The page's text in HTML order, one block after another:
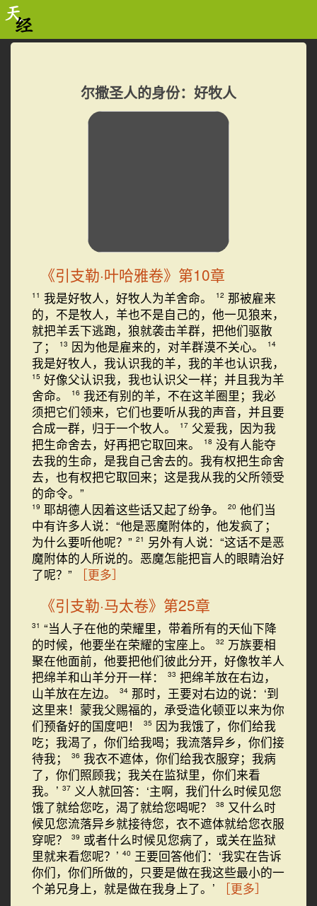
尔撒圣人的身份：好牧人
《引支勒·叶哈雅卷》第10章
11 我是好牧人，好牧人为羊舍命。 12 那被雇来
的，不是牧人，羊也不是自己的，他一见狼来，
就把羊丢下逃跑，狼就袭击羊群，把他们驱散
了；
13 因为他是雇来的，对羊群漠不关心。 14
我是好牧人，我认识我的羊，我的羊也认识我，
15 好像父认识我，我也认识父一样；并且我为羊
舍命。
16 我还有别的羊，不在这羊圈里；我必
须把它们领来，它们也要听从我的声音，并且要
合成一群，归于一个牧人。
17 父爱我，因为我
把生命舍去，好再把它取回来。
18 没有人能夺
去我的生命，是我自己舍去的。我有权把生命舍
去，也有权把它取回来；这是我从我的父所领受
的命令。”
19 耶胡德人因着这些话又起了纷争。 20 他们当
中有许多人说：“他是恶魔附体的，他发疯了；
为什么要听他呢？” 21 另外有人说：“这话不是恶
魔附体的人所说的。恶魔怎能把盲人的眼睛治好
了呢？”
［更多］
《引支勒·马太卷》第25章
31 “当人子在他的荣耀里，带着所有的天仙下降
的时候，他要坐在荣耀的宝座上。
32 万族要相
聚在他面前，他要把他们彼此分开，好像牧羊人
把绵羊和山羊分开一样：
33 把绵羊放在右边，
山羊放在左边。
34 那时，王要对右边的说：‘到
这里来！蒙我父赐福的，承受造化顿亚以来为你
们预备好的国度吧！
35 因为我饿了，你们给我
吃；我渴了，你们给我喝；我流落异乡，你们接
待我；
36 我衣不遮体，你们给我衣服穿；我病
了，你们照顾我；我关在监狱里，你们来看
我。’ 37 义人就回答：‘主啊，我们什么时候见您
饿了就给您吃，渴了就给您喝呢？
38 又什么时
候见您流落异乡就接待您，衣不遮体就给您衣服
穿呢？
39 或者什么时候见您病了，或关在监狱
里就来看您呢？’ 40 王要回答他们：‘我实在告诉
你们，你们所做的，只要是做在我这些最小的一
个弟兄身上，就是做在我身上了。’
［更多］